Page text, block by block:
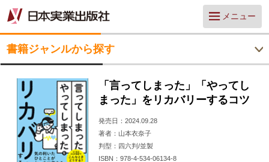
メニュー
書籍ジャンルから探す
「言ってしまった」「やってし
まった」をリカバリーするコツ
発売日
2024.09.28
著者
山本衣奈子
判型
四六判/並製
ISBN
978-4-534-06134-8